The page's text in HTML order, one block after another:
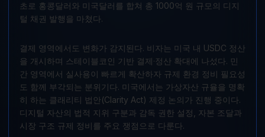
초로 홍콩달러와 미국달러를 합쳐 총 1000억 원 규모의 디지
털 채권 발행을 마쳤다.
결제 영역에서도 변화가 감지된다. 비자는 미국 내 USDC 정산
을 개시하며 스테이블코인 기반 결제·정산 확대에 나섰다. 민
간 영역에서 실사용이 빠르게 확산하자 규제 환경 정비 필요성
도 함께 부각되는 분위기다. 미국에서는 가상자산 규율을 명확
히 하는 클래리티 법안(Clarity Act) 제정 논의가 진행 중이다.
디지털 자산의 법적 지위 구분과 감독 권한 설정, 자본 조달과
시장 구조 규제 정비를 주요 쟁점으로 다룬다.